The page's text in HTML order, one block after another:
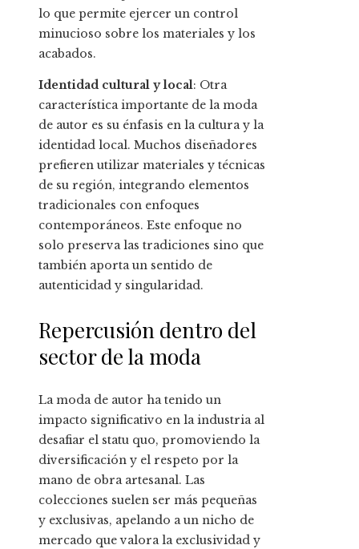
lo que permite ejercer un control
minucioso sobre los materiales y los
acabados.
Identidad cultural y local: Otra
característica importante de la moda
de autor es su énfasis en la cultura y la
identidad local. Muchos diseñadores
prefieren utilizar materiales y técnicas
de su región, integrando elementos
tradicionales con enfoques
contemporáneos. Este enfoque no
solo preserva las tradiciones sino que
también aporta un sentido de
autenticidad y singularidad.
Repercusión dentro del
sector de la moda
La moda de autor ha tenido un
impacto significativo en la industria al
desafiar el statu quo, promoviendo la
diversificación y el respeto por la
mano de obra artesanal. Las
colecciones suelen ser más pequeñas
y exclusivas, apelando a un nicho de
mercado que valora la exclusividad y